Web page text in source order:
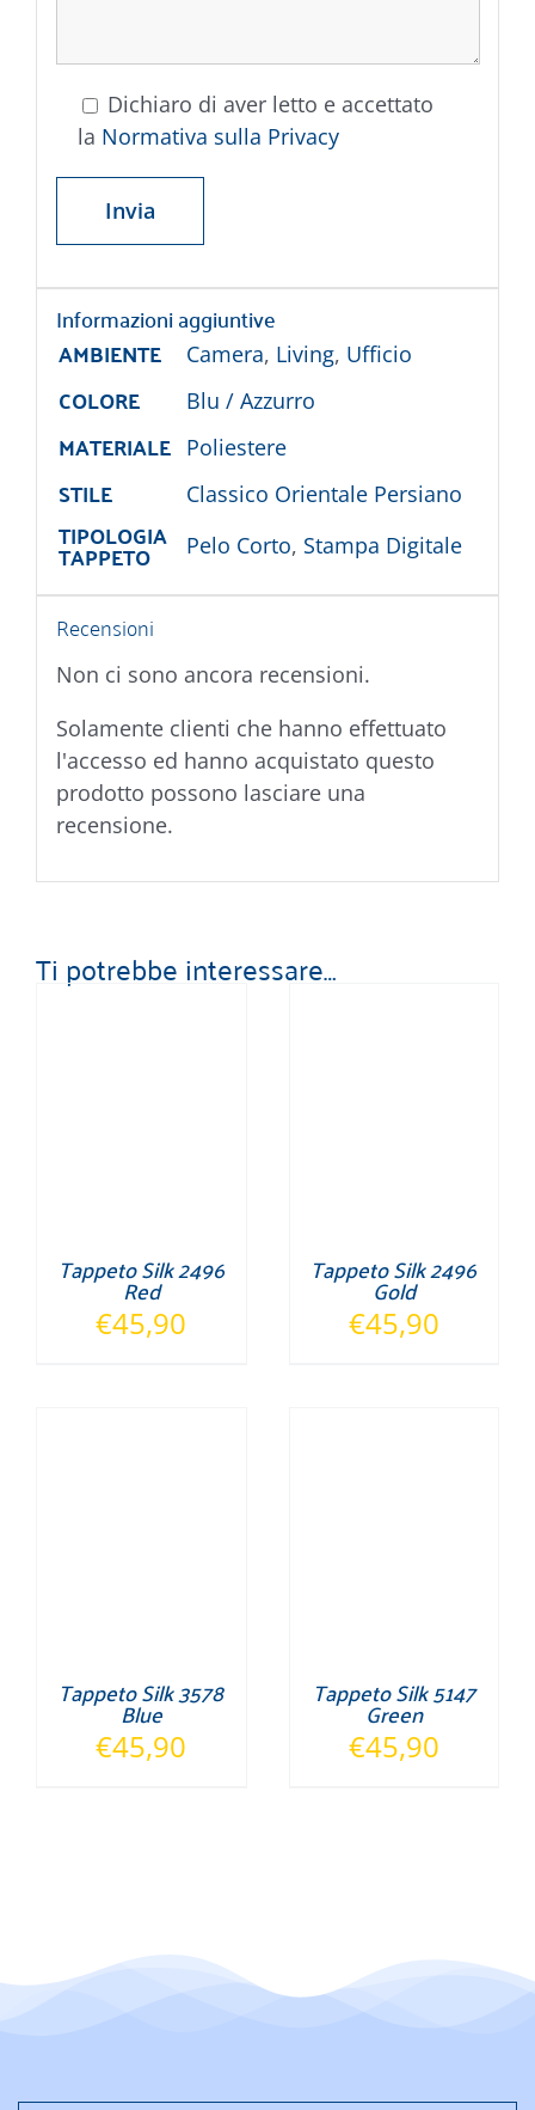
Dichiaro di aver letto e accettato
la Normativa sulla Privacy
Informazioni aggiuntive
AMBIENTE
Camera, Living, Ufficio
COLORE Blu / Azzurro
MATERIALE Poliestere
STILE Classico Orientale Persiano
TIPOLOGIA
TAPPETO Pelo Corto, Stampa Digitale
Recensioni
Non ci sono ancora recensioni.
Solamente clienti che hanno effettuato
l'accesso ed hanno acquistato questo
prodotto possono lasciare una
recensione.
Ti potrebbe interessare…
Tappeto Silk 2496
Red
€45,90
Tappeto Silk 2496
Gold
€45,90
Tappeto Silk 3578
Blue
€45,90
Tappeto Silk 5147
Green
€45,90